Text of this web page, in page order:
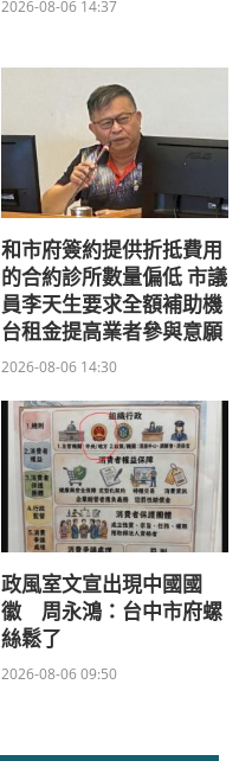
2026-08-06 14:37
和市府簽約提供折抵費用
的合約診所數量偏低 市議
員李天生要求全額補助機
台租金提高業者參與意願
2026-08-06 14:30
政風室文宣出現中國國
徽 周永鴻：台中市府螺
絲鬆了
2026-08-06 09:50